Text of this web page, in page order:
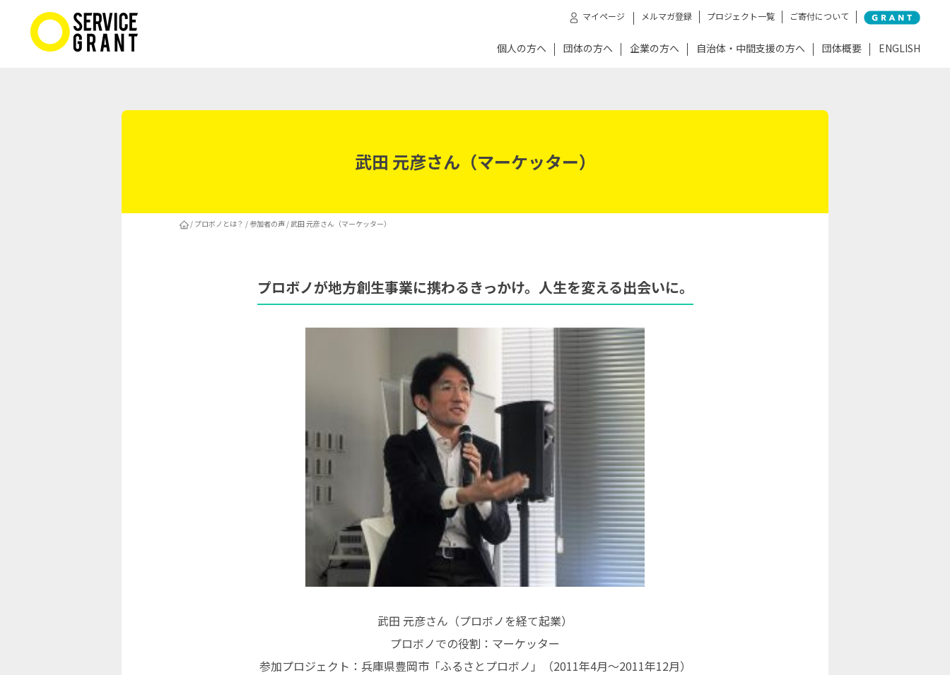
マイページ メルマガ登録 プロジェクト一覧 ご寄付について
個人の方へ 団体の方へ 企業の方へ 自治体・中間支援の方へ 団体概要 ENGLISH
武田 元彦さん（マーケッター）
/ プロボノとは？ / 参加者の声 / 武田 元彦さん（マーケッター）
プロボノが地方創生事業に携わるきっかけ。人生を変える出会いに。
武田 元彦さん（プロボノを経て起業）
プロボノでの役割：マーケッター
参加プロジェクト：兵庫県豊岡市「ふるさとプロボノ」（2011年4月～2011年12月）